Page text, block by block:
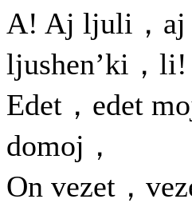
A! Aj ljuli，aj
ljushen’ki，li!
Edet，edet
domoj，
On vezet，